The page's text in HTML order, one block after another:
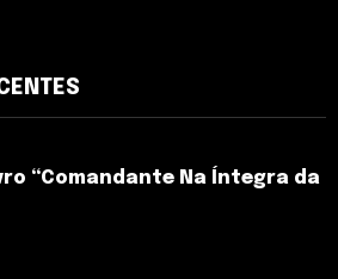
“Comandante Na Íntegra da